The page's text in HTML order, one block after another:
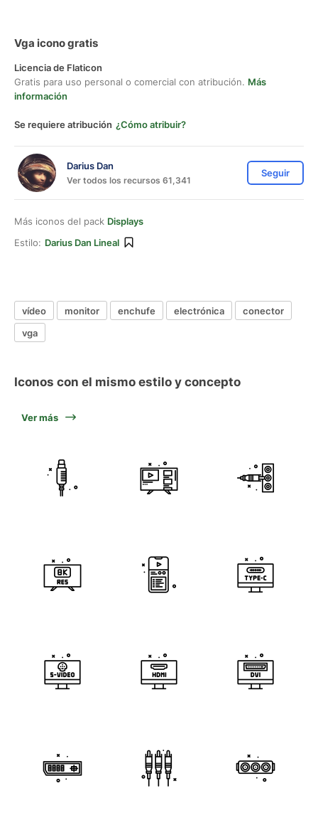
Vga icono gratis
Licencia de Flaticon
Gratis para uso personal o comercial con atribución. Más
información
Se requiere atribución ¿Cómo atribuir?
Darius Dan
Ver todos los recursos 61,341
Seguir
Más iconos del pack Displays
Estilo: Darius Dan Lineal
vídeo monitor enchufe electrónica
conector
vga
Iconos con el mismo estilo y concepto
Ver más